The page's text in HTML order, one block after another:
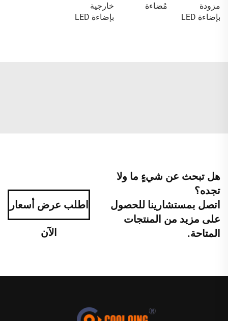
مزودة
بإضاءة LED
مُضاءة
خارجية
بإضاءة LED
هل تبحث عن شيءٍ ما ولا
تجده؟
اتصل بمستشارينا للحصول
على مزيد من المنتجات
المتاحة.
اطلب عرض أسعار
الآن